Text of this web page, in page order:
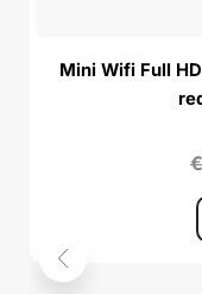
Mini Wifi Full
€